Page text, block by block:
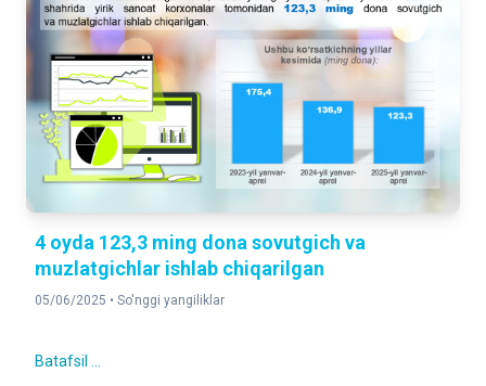
4 oyda 123,3 ming dona sovutgich va
muzlatgichlar ishlab chiqarilgan
05/06/2025 • So'nggi yangiliklar
Batafsil ...